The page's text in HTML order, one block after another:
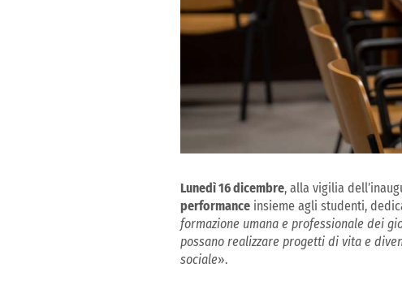
Lunedì 16 dicembre, alla vigilia
performance insieme agli studenti,
formazione umana e professionale dei
possano realizzare progetti di vita e
sociale».